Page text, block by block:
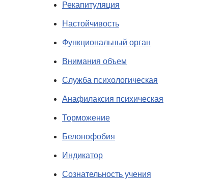
Рекапитуляция
Настойчивость
Функциональный орган
Внимания объем
Служба психологическая
Анафилаксия психическая
Торможение
Белонофобия
Индикатор
Сознательность учения